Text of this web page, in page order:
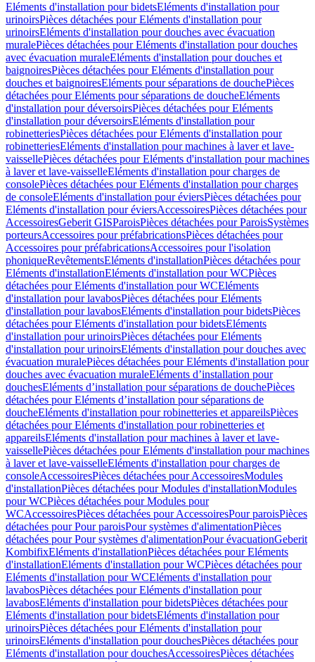
Eléments d'installation pour bidetsEléments d'installation pour
urinoirsPièces détachées pour Eléments d'installation pour
urinoirsEléments d'installation pour douches avec évacuation
muralePièces détachées pour Eléments d'installation pour douches
avec évacuation muraleEléments d'installation pour douches et
baignoiresPièces détachées pour Eléments d'installation pour
douches et baignoiresEléments pour séparations de douchePièces
détachées pour Eléments pour séparations de doucheEléments
d'installation pour déversoirsPièces détachées pour Eléments
d'installation pour déversoirsEléments d'installation pour
robinetteriesPièces détachées pour Eléments d'installation pour
robinetteriesEléments d'installation pour machines à laver et lave-
vaissellePièces détachées pour Eléments d'installation pour machines
à laver et lave-vaisselleEléments d'installation pour charges de
consolePièces détachées pour Eléments d'installation pour charges
de consoleEléments d'installation pour éviersPièces détachées pour
Eléments d'installation pour éviersAccessoiresPièces détachées pour
AccessoiresGeberit GISParoisPièces détachées pour ParoisSystèmes
porteursAccessoires pour préfabricationsPièces détachées pour
Accessoires pour préfabricationsAccessoires pour l'isolation
phoniqueRevêtementsEléments d'installationPièces détachées pour
Eléments d'installationEléments d'installation pour WCPièces
détachées pour Eléments d'installation pour WCEléments
d'installation pour lavabosPièces détachées pour Eléments
d'installation pour lavabosEléments d'installation pour bidetsPièces
détachées pour Eléments d'installation pour bidetsEléments
d'installation pour urinoirsPièces détachées pour Eléments
d'installation pour urinoirsEléments d'installation pour douches avec
évacuation muralePièces détachées pour Eléments d'installation pour
douches avec évacuation muraleEléments d’installation pour
douchesEléments d’installation pour séparations de douchePièces
détachées pour Eléments d’installation pour séparations de
doucheEléments d'installation pour robinetteries et appareilsPièces
détachées pour Eléments d'installation pour robinetteries et
appareilsEléments d'installation pour machines à laver et lave-
vaissellePièces détachées pour Eléments d'installation pour machines
à laver et lave-vaisselleEléments d'installation pour charges de
consoleAccessoiresPièces détachées pour AccessoiresModules
d'installationPièces détachées pour Modules d'installationModules
pour WCPièces détachées pour Modules pour
WCAccessoiresPièces détachées pour AccessoiresPour paroisPièces
détachées pour Pour paroisPour systèmes d'alimentationPièces
détachées pour Pour systèmes d'alimentationPour évacuationGeberit
KombifixEléments d'installationPièces détachées pour Eléments
d'installationEléments d'installation pour WCPièces détachées pour
Eléments d'installation pour WCEléments d'installation pour
lavabosPièces détachées pour Eléments d'installation pour
lavabosEléments d'installation pour bidetsPièces détachées pour
Eléments d'installation pour bidetsEléments d'installation pour
urinoirsPièces détachées pour Eléments d'installation pour
urinoirsEléments d'installation pour douchesPièces détachées pour
Eléments d'installation pour douchesAccessoiresPièces détachées